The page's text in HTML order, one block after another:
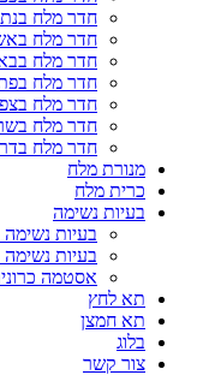
חדר מלח
חדר מלח
חדר מלח
חדר מלח
חדר מלח
חדר מלח
חדר מלח
מנורת מלח
כרית מלח
בעיות נשימה
בעיות נשימה
בעיות
אסטמה
תא לחץ
תא חמצן
בלוג
צור קשר